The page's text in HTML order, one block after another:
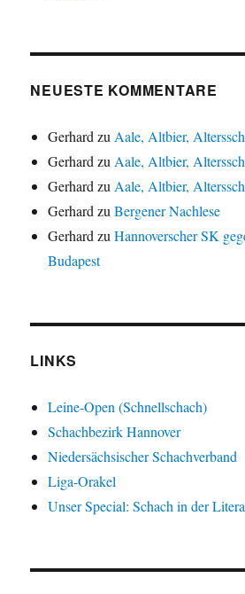
NEUESTE KOMMENTARE
Gerhard zu Aale, Altbier,
Gerhard zu Aale, Altbier,
Gerhard zu Aale, Altbier,
Gerhard zuBergener Nachlese
Gerhard zuHannoverscher SK
Budapest
LINKS
Leine-Open (Schnellschach)
Schachbezirk Hannover
Niedersächsischer Schachverband
Liga-Orakel
Unser Special: Schach in der